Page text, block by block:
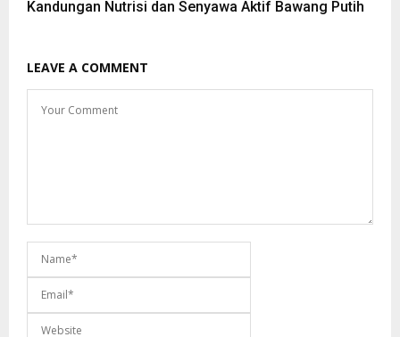
Kandungan Nutrisi dan Senyawa Aktif Bawang Putih
LEAVE A COMMENT